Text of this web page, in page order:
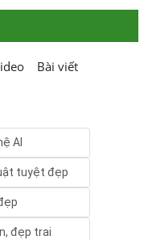
Bài viết
AI
tuyệt đẹp
đẹp trai